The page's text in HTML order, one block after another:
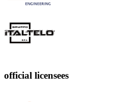
official licensees